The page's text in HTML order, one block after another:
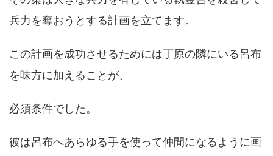
兵力を奪おうとする計画を立てます。
この計画を成功させるためには丁原の隣にいる呂布
を味方に加えることが、
必須条件でした。
彼は呂布へあらゆる手を使って仲間になるように画